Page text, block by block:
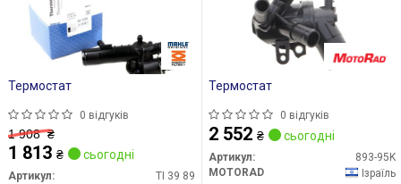
Термостат
0 відгуків
1 908₴
1 813 ₴ сьогодні
Артикул:
TI 39 89
Термостат
0 відгуків
2 552 ₴ сьогодні
Артикул:
893-95K
MOTORAD
Ізраїль